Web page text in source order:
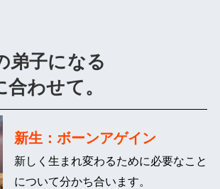
弟子になる
わせて。
新生：ボーンアゲイン
新しく生まれ変わるために必要なこと
について分かち合います。